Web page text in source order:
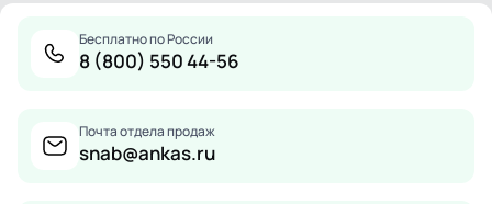
Бесплатно по России
8 (800) 550 44-56
Почта отдела продаж
snab@ankas.ru